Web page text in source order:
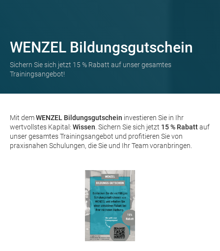
WENZEL Bildungsgutschein
Sichern Sie sich jetzt 15 % Rabatt auf unser gesamtes
Trainingsangebot!
Mit demWENZEL Bildungsgutschein investieren Sie in Ihr
wertvollstes Kapital: Wissen . Sichern Sie sich jetzt 15 % Rabattauf
unser gesamtes Trainingsangebot und profitieren Sie von
praxisnahen Schulungen, die Sie und Ihr Team voranbringen.